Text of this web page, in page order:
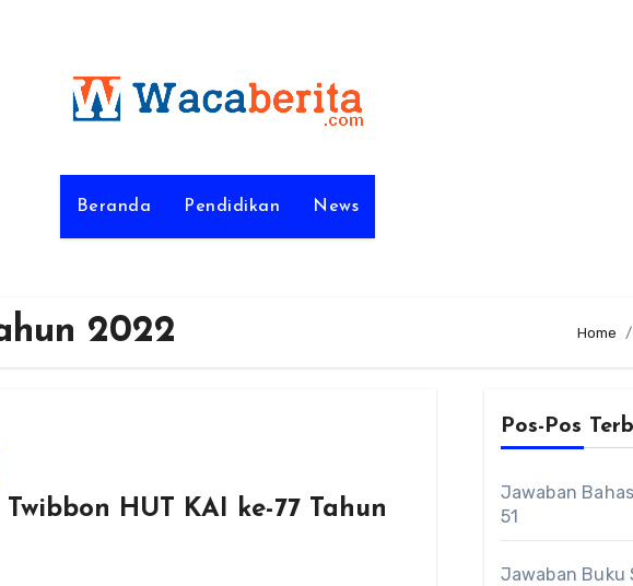
Beranda Pendidikan News
2022 Home
HUT KAI ke-77 Tahun
Pos-Pos
Jawaban
51
Jawaban Buku